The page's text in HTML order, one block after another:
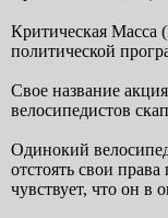
Критическая Масса
политической
Свое название
велосипедистов
Одинокий
отстоять свои
чувствует, что он в